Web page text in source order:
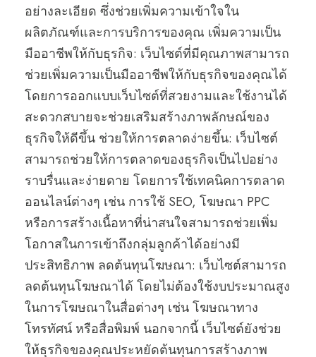
อย่างละเอียด ซึ่งช่วยเพิ่มความเข้าใจใน
ผลิตภัณฑ์และการบริการของคุณ เพิ่มความเป็น
มืออาชีพให้กับธุรกิจ: เว็บไซต์ที่มีคุณภาพสามารถ
ช่วยเพิ่มความเป็นมืออาชีพให้กับธุรกิจของคุณได้
โดยการออกแบบเว็บไซต์ที่สวยงามและใช้งานได้
สะดวกสบายจะช่วยเสริมสร้างภาพลักษณ์ของ
ธุรกิจให้ดีขึ้น ช่วยให้การตลาดง่ายขึ้น: เว็บไซต์
สามารถช่วยให้การตลาดของธุรกิจเป็นไปอย่าง
ราบรื่นและง่ายดาย โดยการใช้เทคนิคการตลาด
ออนไลน์ต่างๆ เช่น การใช้ SEO, โฆษณา PPC
หรือการสร้างเนื้อหาที่น่าสนใจสามารถช่วยเพิ่ม
โอกาสในการเข้าถึงกลุ่มลูกค้าได้อย่างมี
ประสิทธิภาพ ลดต้นทุนโฆษณา: เว็บไซต์สามารถ
ลดต้นทุนโฆษณาได้ โดยไม่ต้องใช้งบประมาณสูง
ในการโฆษณาในสื่อต่างๆ เช่น โฆษณาทาง
โทรทัศน์ หรือสื่อพิมพ์ นอกจากนี้ เว็บไซต์ยังช่วย
ให้ธุรกิจของคุณประหยัดต้นทุนการสร้างภาพ